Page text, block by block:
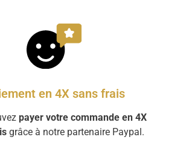
en 4X sans frais
payer votre commande en 4X
grâce à notre partenaire Paypal.